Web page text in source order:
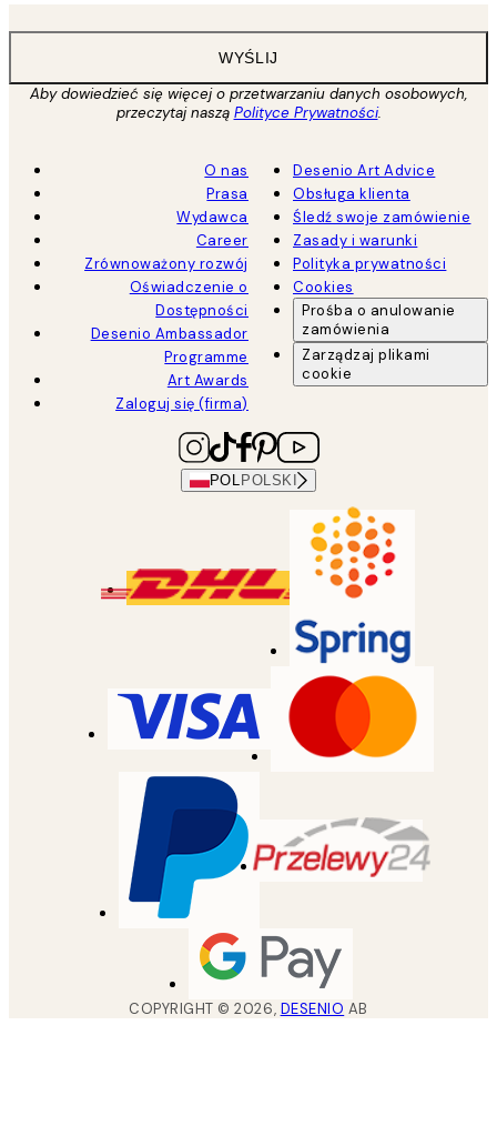
WYŚLIJ
Aby dowiedzieć się więcej o przetwarzaniu danych osobowych,
przeczytaj naszą Polityce Prywatności.
O nas
Prasa
Wydawca
Career
Zrównoważony rozwój
Oświadczenie o
Dostępności
Desenio Ambassador
Programme
Art Awards
Zaloguj się (firma)
Desenio Art Advice
Obsługa klienta
Śledź swoje zamówienie
Zasady i warunki
Polityka prywatności
Cookies
Prośba o anulowanie
zamówienia
Zarządzaj plikami
cookie
POL POLSKI
COPYRIGHT ©2026, DESENIO AB